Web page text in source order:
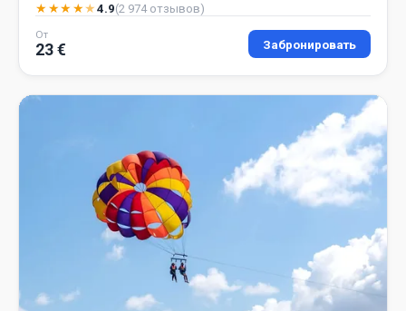
★★★★★ 4.9(2 974 отзывов)
От
23 € Забронировать